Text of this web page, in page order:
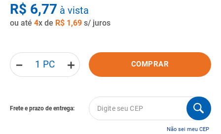
R$ 6,77 à vista
ou até 4x de R$ 1,69 s/ juros
＋
－ COMPRAR
Não sei meu CEP
6º telha fibrocimento
7º pisos
vaso sanitario caixa acoplada